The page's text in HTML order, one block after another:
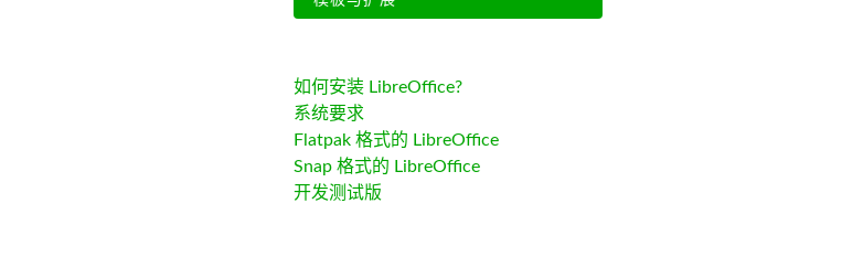
如何安装 LibreOffice?
系统要求
Flatpak 格式的 LibreOffice
Snap 格式的 LibreOffice
开发测试版